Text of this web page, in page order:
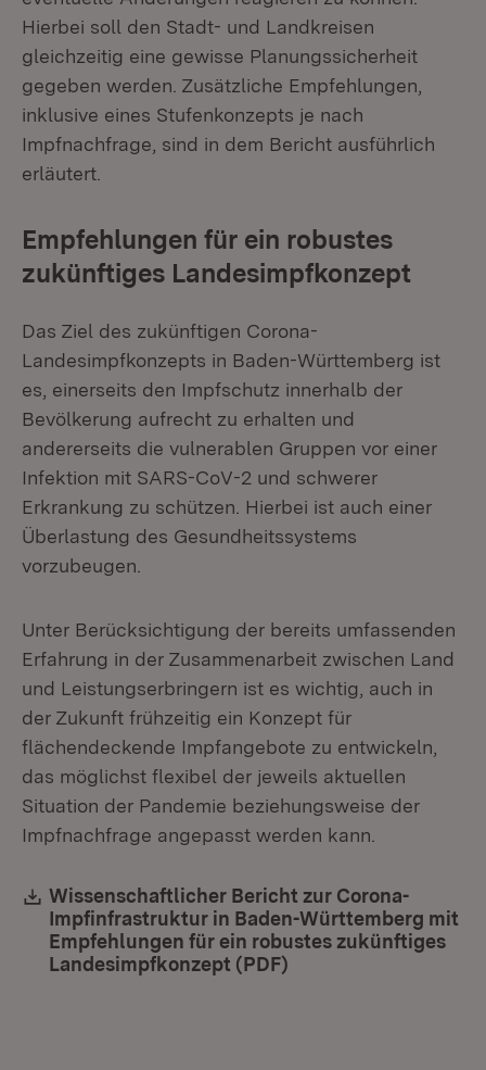
Hierbei soll den Stadt- und Landkreisen
gleichzeitig eine gewisse Planungssicherheit
gegeben werden. Zusätzliche Empfehlungen,
inklusive eines Stufenkonzepts je nach
Impfnachfrage, sind in dem Bericht ausführlich
erläutert.
Empfehlungen für ein robustes
zukünftiges Landesimpfkonzept
Das Ziel des zukünftigen Corona-
Landesimpfkonzepts in Baden-Württemberg ist
es, einerseits den Impfschutz innerhalb der
Bevölkerung aufrecht zu erhalten und
andererseits die vulnerablen Gruppen vor einer
Infektion mit SARS-CoV-2 und schwerer
Erkrankung zu schützen. Hierbei ist auch einer
Überlastung des Gesundheitssystems
vorzubeugen.
Unter Berücksichtigung der bereits umfassenden
Erfahrung in der Zusammenarbeit zwischen Land
und Leistungserbringern ist es wichtig, auch in
der Zukunft frühzeitig ein Konzept für
flächendeckende Impfangebote zu entwickeln,
das möglichst flexibel der jeweils aktuellen
Situation der Pandemie beziehungsweise der
Impfnachfrage angepasst werden kann.
Download:
Wissenschaftlicher Bericht zur Corona-
Impfinfrastruktur in Baden-Württemberg mit
Empfehlungen für ein robustes zukünftiges
Landesimpfkonzept (PDF)